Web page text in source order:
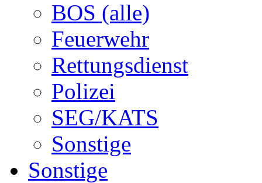
BOS (alle)
Feuerwehr
Rettungsdienst
Polizei
SEG/KATS
Sonstige
Sonstige